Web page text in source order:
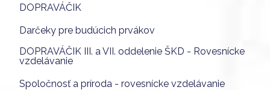
DOPRAVÁČIK
Darčeky pre budúcich prvákov
DOPRAVÁČIK III. a VII. oddelenie ŠKD - Rovesnícke
vzdelávanie
Spoločnosť a príroda - rovesnícke vzdelávanie